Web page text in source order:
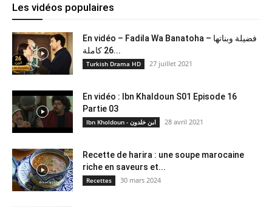
Les vidéos populaires
En vidéo – Fadila Wa Banatoha – فضيلة وبناتها
26 كاملة...
Turkish Drama HD 27 juillet 2021
En vidéo : Ibn Khaldoun S01 Episode 16
Partie 03
Ibn Kholdoun - ابن خلدون 28 avril 2021
Recette de harira : une soupe marocaine
riche en saveurs et...
Recettes 30 mars 2024